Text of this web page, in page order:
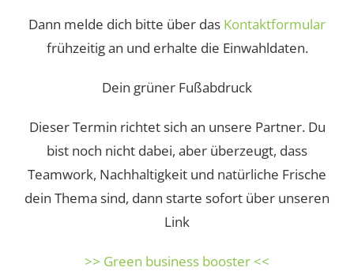
Dann melde dich bitte über das Kontaktformular
frühzeitig an und erhalte die Einwahldaten.
Dein grüner Fußabdruck
Dieser Termin richtet sich an unsere Partner. Du
bist noch nicht dabei, aber überzeugt, dass
Teamwork, Nachhaltigkeit und natürliche Frische
dein Thema sind, dann starte sofort über unseren
Link
>> Green business booster <<